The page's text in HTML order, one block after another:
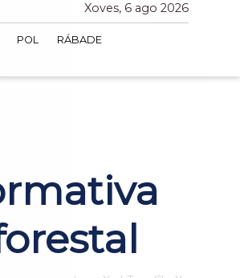
Xoves, 6 ago 2026
POL
RÁBADE